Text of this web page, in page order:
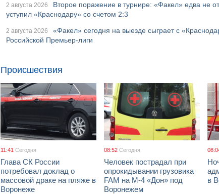
2 августа 2026
Второе поражение в турнире: «Факел» едва не
уступил «Краснодару» со счетом 2:3
2 августа 2026
«Факел» сегодня на выезде сыграет с
Российской Премьер-лиги
Происшествия
11:41 Сегодня
Глава СК России
потребовал доклад о
массовой драке на пляже в
Воронеже
08:52 Сегодня
Человек пострадал при
опрокидывании грузовика
FAM на М-4 «Дон» под
Воронежем
в